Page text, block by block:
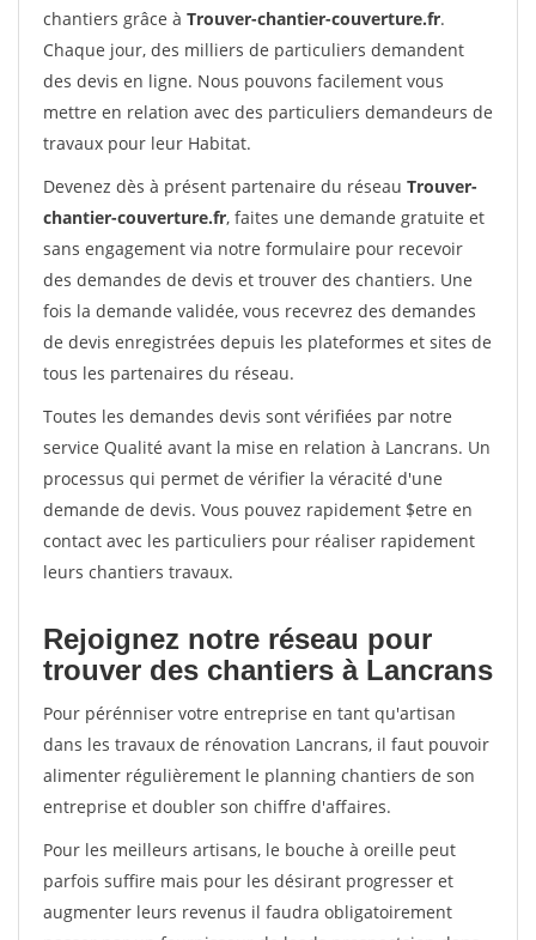
chantiers grâce à Trouver-chantier-couverture.fr.
Chaque jour, des milliers de particuliers demandent
des devis en ligne. Nous pouvons facilement vous
mettre en relation avec des particuliers demandeurs de
travaux pour leur Habitat.
Devenez dès à présent partenaire du réseau Trouver-
chantier-couverture.fr, faites une demande gratuite et
sans engagement via notre formulaire pour recevoir
des demandes de devis et trouver des chantiers. Une
fois la demande validée, vous recevrez des demandes
de devis enregistrées depuis les plateformes et sites de
tous les partenaires du réseau.
Toutes les demandes devis sont vérifiées par notre
service Qualité avant la mise en relation à Lancrans. Un
processus qui permet de vérifier la véracité d'une
demande de devis. Vous pouvez rapidement $etre en
contact avec les particuliers pour réaliser rapidement
leurs chantiers travaux.
Rejoignez notre réseau pour
trouver des chantiers à Lancrans
Pour pérénniser votre entreprise en tant qu'artisan
dans les travaux de rénovation Lancrans, il faut pouvoir
alimenter régulièrement le planning chantiers de son
entreprise et doubler son chiffre d'affaires.
Pour les meilleurs artisans, le bouche à oreille peut
parfois suffire mais pour les désirant progresser et
augmenter leurs revenus il faudra obligatoirement